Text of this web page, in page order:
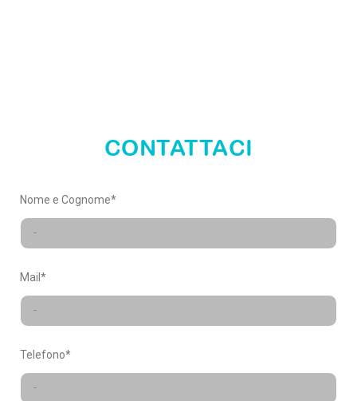
TUO CV
CONTATTACI
Nome e Cognome*
Mail*
Telefono*